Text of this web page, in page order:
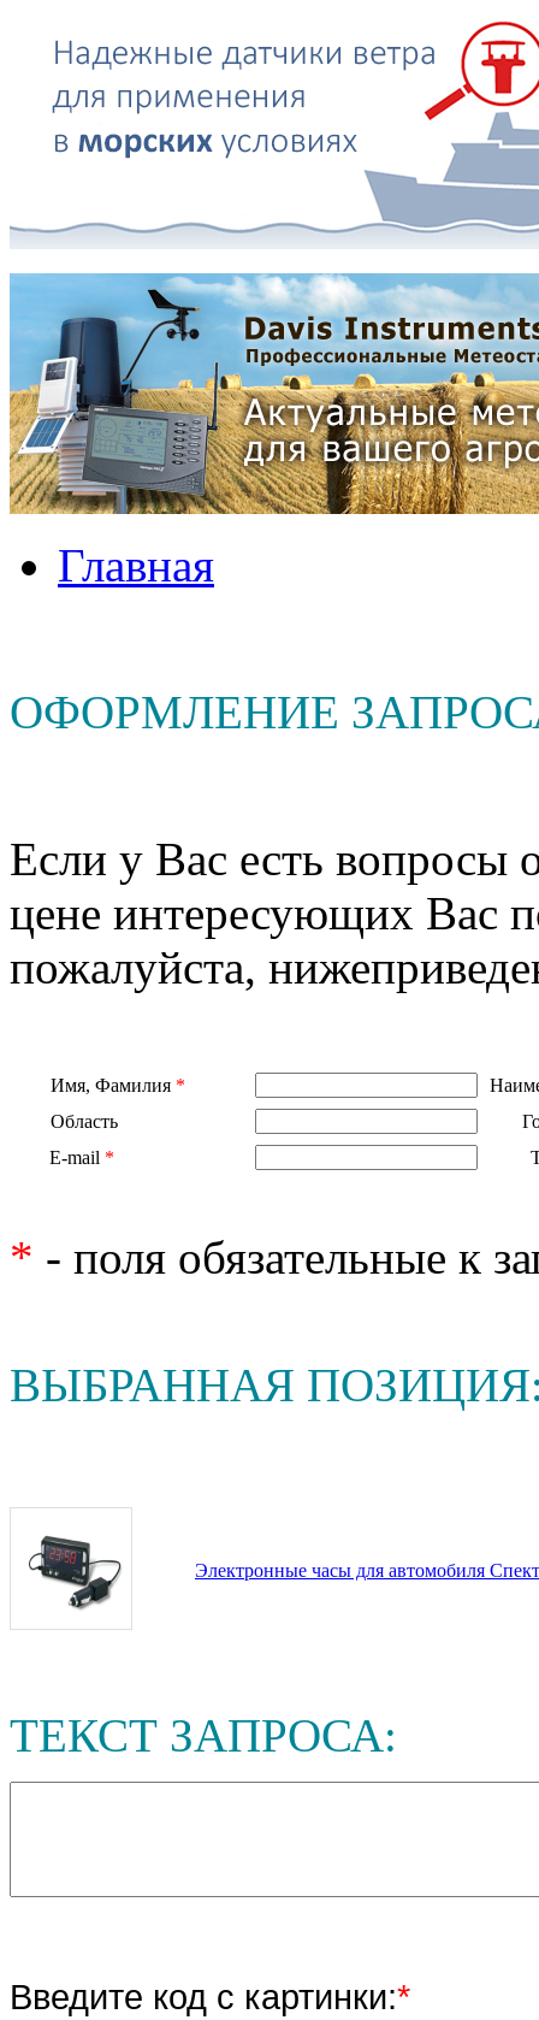
Главная
ОФОРМЛЕНИЕ
Если у Вас есть вопросы
цене интересующих Вас
пожалуйста,
Имя, Фамилия *
Область
E-mail *
* - поля обязательные к
ВЫБРАННАЯ
Электронные часы для автомобиля
ТЕКСТ ЗАПРОСА:
Введите код с картинки:*